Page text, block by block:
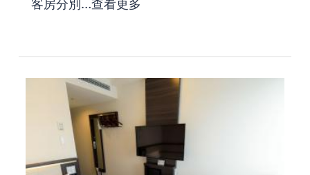
客房分別…查看更多